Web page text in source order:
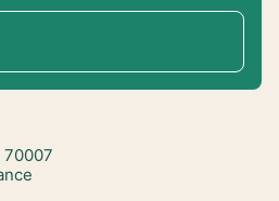
70007